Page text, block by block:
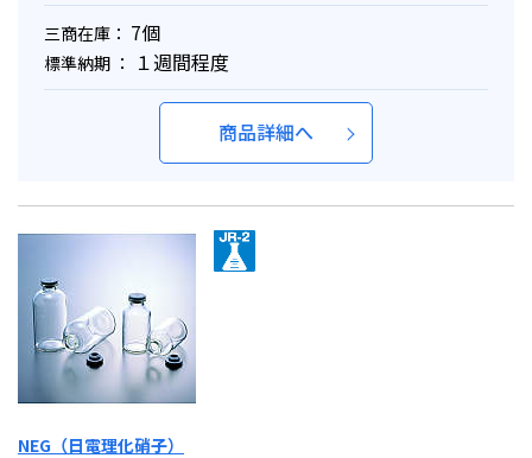
三商在庫： 7個
標準納期 ： １週間程度
商品詳細へ
NEG（日電理化硝子）